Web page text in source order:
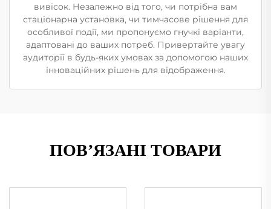
вивісок. Незалежно від того, чи потрібна вам
стаціонарна установка, чи тимчасове рішення для
особливої події, ми пропонуємо гнучкі варіанти,
адаптовані до ваших потреб. Привертайте увагу
аудиторії в будь-яких умовах за допомогою наших
інноваційних рішень для відображення.
ПОВ’ЯЗАНІ ТОВАРИ